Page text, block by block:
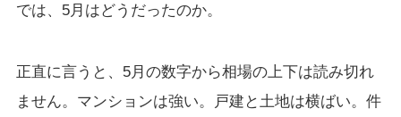
では、5月はどうだったのか。
正直に言うと、5月の数字から相場の上下は読み切れ
ません。マンションは強い。戸建と土地は横ばい。件